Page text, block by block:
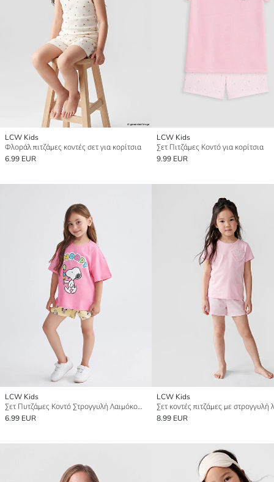
LCW Kids
Φλοράλ πιτζάμες κοντές σετ για κορίτσια
6.99 EUR
LCW Kids
Σετ Πιτζάμες Κοντό για κορίτσια
9.99 EUR
LCW Kids
Σετ Πυτζάμες Κοντό Στρογγυλή Λαιμόκοψη Snoopy Εκτυπωμένο για Κορίτσια
6.99 EUR
LCW Kids
8.99 EUR